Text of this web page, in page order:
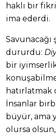
haklı bir
ima ederdi.
dururdu:
bir
İnsanlar
büyür, ama
olursa